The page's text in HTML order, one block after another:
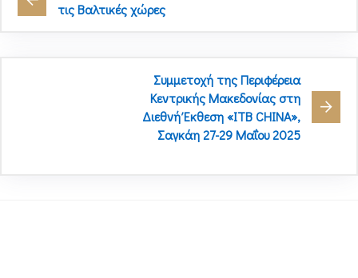
τις Βαλτικές χώρες
Συμμετοχή της Περιφέρεια
Κεντρικής Μακεδονίας στη
Διεθνή Έκθεση «ITB CHINA»,
Σαγκάη 27-29 Μαΐου 2025